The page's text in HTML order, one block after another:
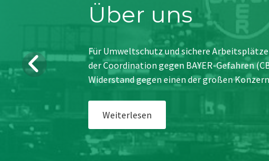
Über uns
Für Umweltschutz und sichere
der Coordination gegen BAYER-Gefahren
Widerstand gegen einen der großen
Weiterlesen